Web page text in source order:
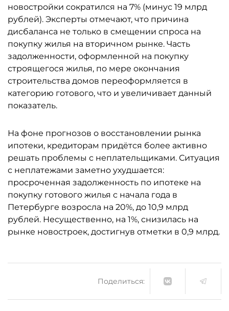
новостройки сократился на 7% (минус 19 млрд
рублей). Эксперты отмечают, что причина
дисбаланса не только в смещении спроса на
покупку жилья на вторичном рынке. Часть
задолженности, оформленной на покупку
строящегося жилья, по мере окончания
строительства домов переоформляется в
категорию готового, что и увеличивает данный
показатель.
На фоне прогнозов о восстановлении рынка
ипотеки, кредиторам придётся более активно
решать проблемы с неплательщиками. Ситуация
с неплатежами заметно ухудшается:
просроченная задолженность по ипотеке на
покупку готового жилья с начала года в
Петербурге возросла на 20%, до 10,9 млрд
рублей. Несущественно, на 1%, снизилась на
рынке новостроек, достигнув отметки в 0,9 млрд.
Поделиться: